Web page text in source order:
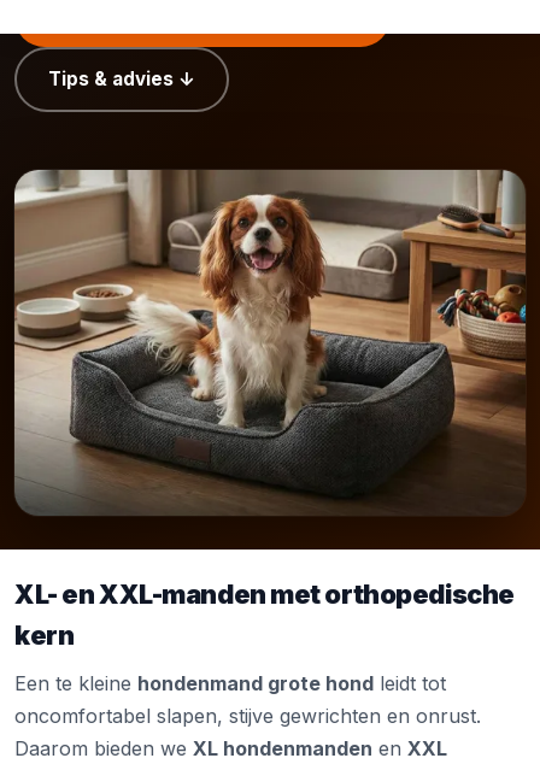
Tips & advies ↓
XL- en XXL-manden met orthopedische
kern
Een te kleine hondenmand grote hond leidt tot
oncomfortabel slapen, stijve gewrichten en onrust.
Daarom bieden we XL hondenmanden en XXL